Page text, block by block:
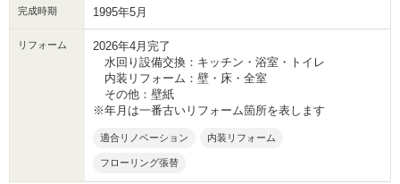
完成時期 1995年5月
リフォーム
2026年4月完了
水回り設備交換：キッチン・浴室・トイレ
内装リフォーム：壁・床・全室
その他：壁紙
※年月は一番古いリフォーム箇所を表します
適合リノベーション 内装リフォーム
フローリング張替